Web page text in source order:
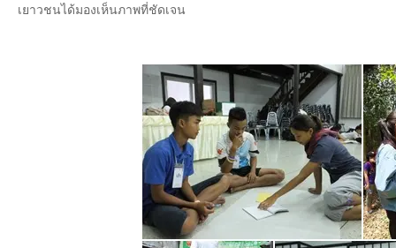
เยาวชนได้มองเห็นภาพที่ชัดเจน